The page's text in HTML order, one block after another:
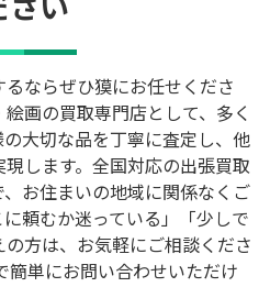
ならぜひ獏にお任せくださ
画の買取専門店として、多く
大切な品を丁寧に査定し、他
します。全国対応の出張買取
お住まいの地域に関係なくご
頼むか迷っている」「少しで
方は、お気軽にご相談くださ
簡単にお問い合わせいただけ